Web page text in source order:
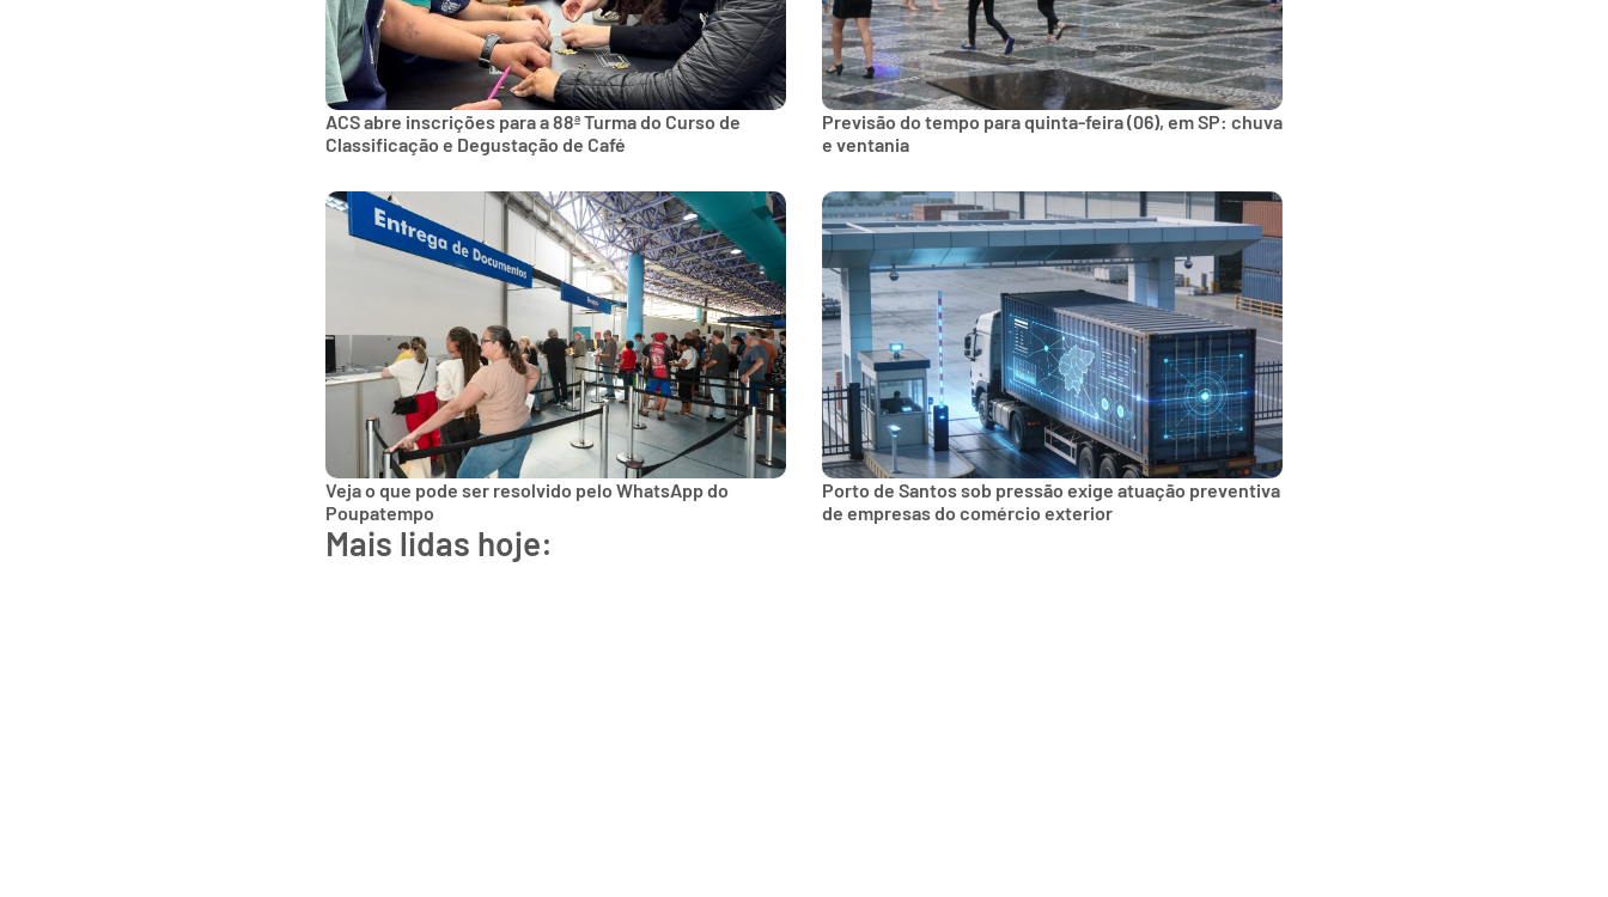
ACS abre inscrições para a 88ª Turma do Curso de
Classificação e Degustação de Café
Previsão do tempo para quinta-feira (06), em SP: chuva
e ventania
Veja o que pode ser resolvido pelo WhatsApp do
Poupatempo
Porto de Santos sob pressão exige atuação preventiva
de empresas do comércio exterior
Mais lidas hoje: